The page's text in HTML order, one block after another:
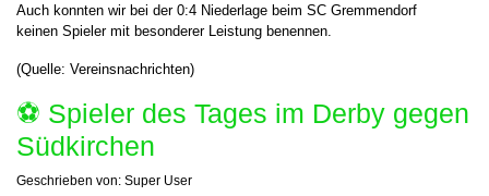
Auch konnten wir bei der 0:4 Niederlage beim SC Gremmendorf
keinen Spieler mit besonderer Leistung benennen.
(Quelle: Vereinsnachrichten)
⚽️ Spieler des Tages im Derby gegen
Südkirchen
Geschrieben von: Super User